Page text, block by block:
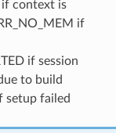
if context is
if
if session
to build
setup failed